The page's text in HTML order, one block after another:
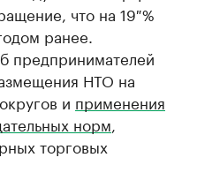
что на 19 %
ранее.
предпринимателей
НТО на
и применения
норм
торговых